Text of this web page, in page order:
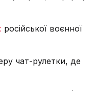
російської воєнної
чат-рулетки, де